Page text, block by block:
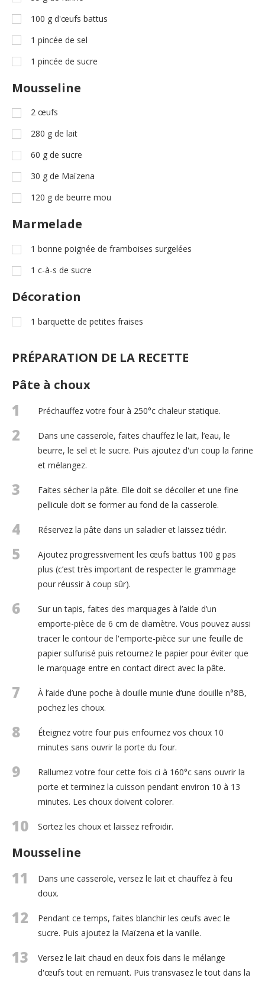
100 g d'œufs battus
1 pincée de sel
1 pincée de sucre
Mousseline
2 œufs
280 g de lait
60 g de sucre
30 g de Maïzena
120 g de beurre mou
Marmelade
1 bonne poignée de framboises surgelées
1 c-à-s de sucre
Décoration
1 barquette de petites fraises
PRÉPARATION DE LA RECETTE
Pâte à choux
1 Préchauffez votre four à 250°c chaleur statique.
2
Dans une casserole, faites chauffez le lait, l’eau, le
beurre, le sel et le sucre. Puis ajoutez d'un coup la farine
et mélangez.
3
Faites sécher la pâte. Elle doit se décoller et une fine
pellicule doit se former au fond de la casserole.
4 Réservez la pâte dans un saladier et laissez tiédir.
5
Ajoutez progressivement les œufs battus 100 g pas
plus (c’est très important de respecter le grammage
pour réussir à coup sûr).
6
Sur un tapis, faites des marquages à l’aide d’un
emporte-pièce de 6 cm de diamètre. Vous pouvez aussi
tracer le contour de l'emporte-pièce sur une feuille de
papier sulfurisé puis retournez le papier pour éviter que
le marquage entre en contact direct avec la pâte.
7
À l’aide d’une poche à douille munie d’une douille n°8B,
pochez les choux.
8
Éteignez votre four puis enfournez vos choux 10
minutes sans ouvrir la porte du four.
9
Rallumez votre four cette fois ci à 160°c sans ouvrir la
porte et terminez la cuisson pendant environ 10 à 13
minutes. Les choux doivent colorer.
10 Sortez les choux et laissez refroidir.
Mousseline
11
Dans une casserole, versez le lait et chauffez à feu
doux.
12
Pendant ce temps, faites blanchir les œufs avec le
sucre. Puis ajoutez la Maïzena et la vanille.
13
Versez le lait chaud en deux fois dans le mélange
d'œufs tout en remuant. Puis transvasez le tout dans la